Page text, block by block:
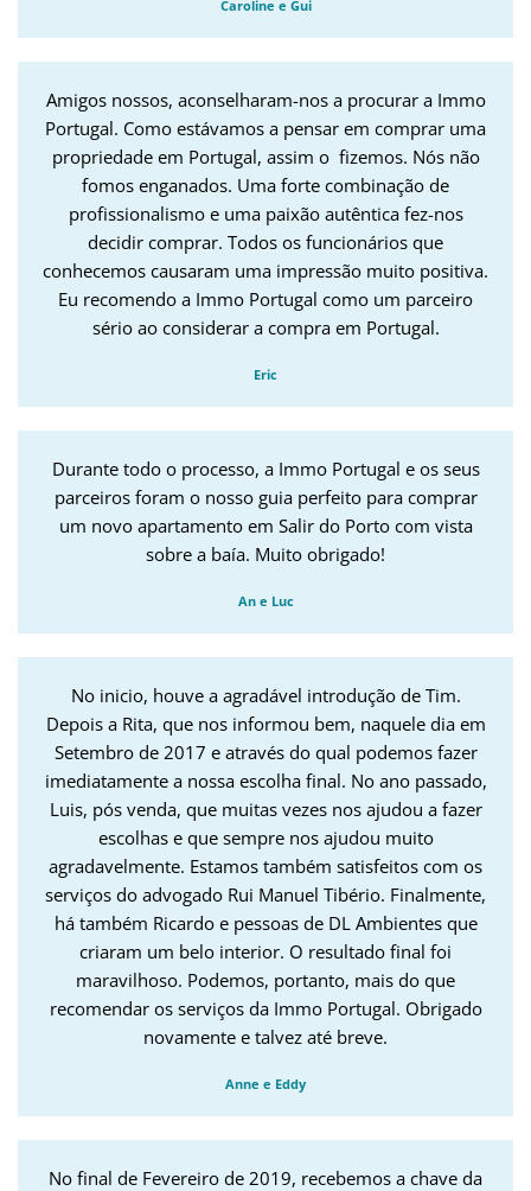
Caroline e Gui
Amigos nossos, aconselharam-nos a procurar a Immo
Portugal. Como estávamos a pensar em comprar uma
propriedade em Portugal, assim o fizemos. Nós não
fomos enganados. Uma forte combinação de
profissionalismo e uma paixão autêntica fez-nos
decidir comprar. Todos os funcionários que
conhecemos causaram uma impressão muito positiva.
Eu recomendo a Immo Portugal como um parceiro
sério ao considerar a compra em Portugal.
Eric
Durante todo o processo, a Immo Portugal e os seus
parceiros foram o nosso guia perfeito para comprar
um novo apartamento em Salir do Porto com vista
sobre a baía. Muito obrigado!
An e Luc
No inicio, houve a agradável introdução de Tim.
Depois a Rita, que nos informou bem, naquele dia em
Setembro de 2017 e através do qual podemos fazer
imediatamente a nossa escolha final. No ano passado,
Luis, pós venda, que muitas vezes nos ajudou a fazer
escolhas e que sempre nos ajudou muito
agradavelmente. Estamos também satisfeitos com os
serviços do advogado Rui Manuel Tibério. Finalmente,
há também Ricardo e pessoas de DL Ambientes que
criaram um belo interior. O resultado final foi
maravilhoso. Podemos, portanto, mais do que
recomendar os serviços da Immo Portugal. Obrigado
novamente e talvez até breve.
Anne e Eddy
No final de Fevereiro de 2019, recebemos a chave da